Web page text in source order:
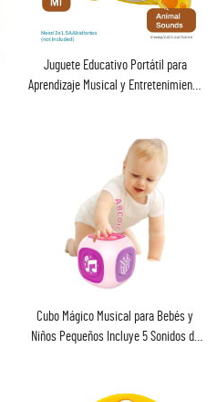
Juguete Educativo Portátil para
Aprendizaje Musical y Entretenimiento
Cubo Mágico Musical para Bebés y
Niños Pequeños Incluye 5 Sonidos de